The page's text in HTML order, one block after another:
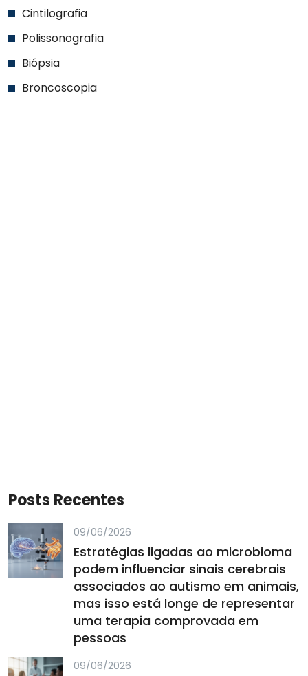
Cintilografia
Polissonografia
Biópsia
Broncoscopia
Posts Recentes
09/06/2026
Estratégias ligadas ao microbioma
podem influenciar sinais cerebrais
associados ao autismo em animais,
mas isso está longe de representar
uma terapia comprovada em
pessoas
09/06/2026